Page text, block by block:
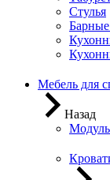
Стулья
Барные
Мебель для
Назад